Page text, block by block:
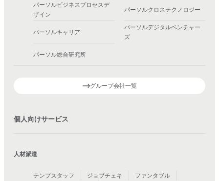
パーソルビジネスプロセスデ
ザイン
パーソルクロステクノロジー
パーソルキャリア
パーソルデジタルベンチャー
ズ
パーソル総合研究所
グループ会社一覧
個人向けサービス
人材派遣
テンプスタッフ ジョブチェキ
ファンタブル